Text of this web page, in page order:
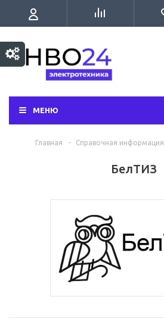
МЕНЮ
Главная - Справочная информация
БелТИЗ